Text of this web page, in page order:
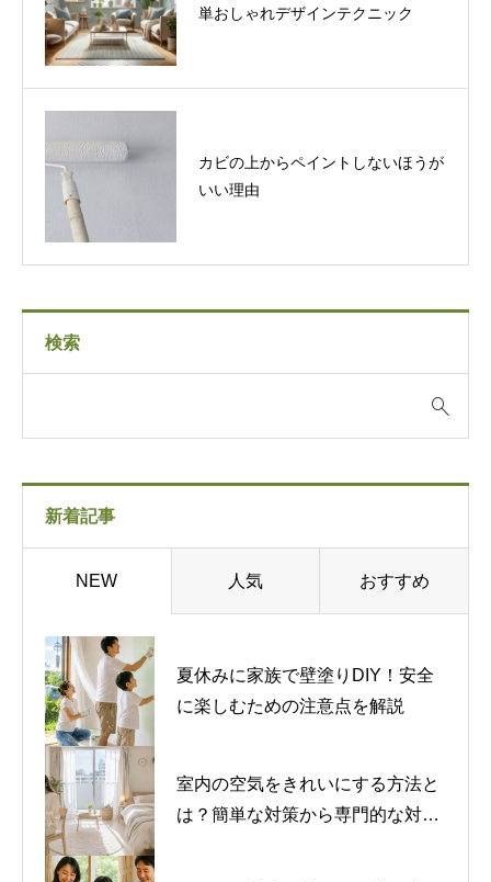
単おしゃれデザインテクニック
カビの上からペイントしないほうが
いい理由
検索
新着記事
NEW 人気 おすすめ
夏休みに家族で壁塗りDIY！安全
に楽しむための注意点を解説
室内の空気をきれいにする方法と
は？簡単な対策から専門的な対策